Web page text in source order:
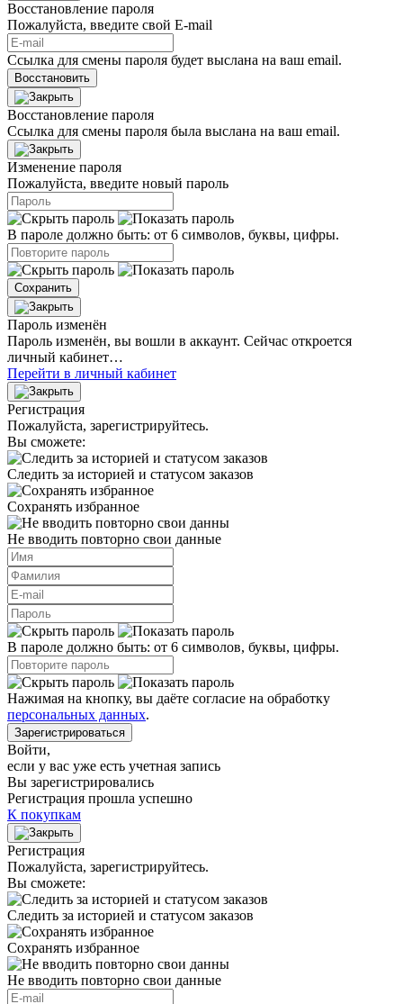
Восстановление пароля
Пожалуйста, введите свой E‑mail
Ссылка для смены пароля будет выслана на ваш email.
Восстановить
Восстановление пароля
Ссылка для смены пароля была выслана на ваш email.
Изменение пароля
Пожалуйста, введите новый пароль
В пароле должно быть: от 6 символов, буквы, цифры.
Сохранить
Пароль изменён
Пароль изменён, вы вошли в аккаунт. Сейчас откроется
личный кабинет…
Перейти в личный кабинет
Регистрация
Пожалуйста, зарегистрируйтесь.
Вы сможете:
Следить за историей и статусом заказов
Сохранять избранное
Не вводить повторно свои данные
В пароле должно быть: от 6 символов, буквы, цифры.
Нажимая на кнопку, вы даёте согласие на обработку
персональных данных.
Зарегистрироваться
Войти,
если у вас уже есть учетная запись
Вы зарегистрировались
Регистрация прошла успешно
К покупкам
Регистрация
Пожалуйста, зарегистрируйтесь.
Вы сможете:
Следить за историей и статусом заказов
Сохранять избранное
Не вводить повторно свои данные